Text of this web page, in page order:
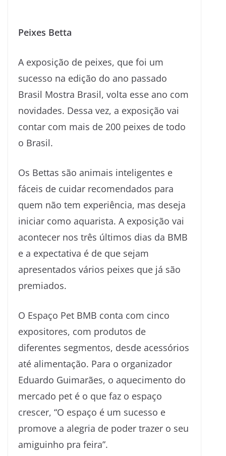
Peixes Betta
A exposição de peixes, que foi um
sucesso na edição do ano passado
Brasil Mostra Brasil, volta esse ano com
novidades. Dessa vez, a exposição vai
contar com mais de 200 peixes de todo
o Brasil.
Os Bettas são animais inteligentes e
fáceis de cuidar recomendados para
quem não tem experiência, mas deseja
iniciar como aquarista. A exposição vai
acontecer nos três últimos dias da BMB
e a expectativa é de que sejam
apresentados vários peixes que já são
premiados.
O Espaço Pet BMB conta com cinco
expositores, com produtos de
diferentes segmentos, desde acessórios
até alimentação. Para o organizador
Eduardo Guimarães, o aquecimento do
mercado pet é o que faz o espaço
crescer, “O espaço é um sucesso e
promove a alegria de poder trazer o seu
amiguinho pra feira”.